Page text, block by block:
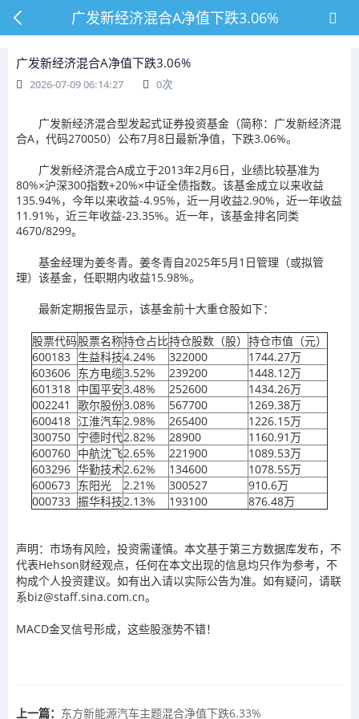
广发新经济混合A净值下跌3.06%
广发新经济混合A净值下跌3.06%
2026-07-09 06:14:27 0次
广发新经济混合型发起式证券投资基金（简称：广发新经济混
合A，代码270050）公布7月8日最新净值，下跌3.06%。
广发新经济混合A成立于2013年2月6日，业绩比较基准为
80%×沪深300指数+20%×中证全债指数。该基金成立以来收益
135.94%，今年以来收益-4.95%，近一月收益2.90%，近一年收益
11.91%，近三年收益-23.35%。近一年，该基金排名同类
4670/8299。
基金经理为姜冬青。姜冬青自2025年5月1日管理（或拟管
理）该基金，任职期内收益15.98%。
最新定期报告显示，该基金前十大重仓股如下：
股票代码股票名称持仓占比持仓股数（股） 持仓市值（元）
600183 生益科技4.24% 322000
1744.27万
603606 东方电缆3.52% 239200
1448.12万
601318 中国平安3.48% 252600
1434.26万
002241
歌尔股份3.08% 567700
1269.38万
600418 江淮汽车2.98% 265400
1226.15万
300750 宁德时代2.82% 28900
1160.91万
600760 中航沈飞2.65% 221900
1089.53万
603296 华勤技术2.62% 134600
1078.55万
600673 东阳光 2.21% 300527
910.6万
000733 振华科技2.13% 193100 876.48万
声明：市场有风险，投资需谨慎。本文基于第三方数据库发布，不
代表Hehson财经观点，任何在本文出现的信息均只作为参考，不
构成个人投资建议。如有出入请以实际公告为准。如有疑问，请联
系biz@staff.sina.com.cn。
MACD金叉信号形成，这些股涨势不错！
上一篇： 东方新能源汽车主题混合净值下跌6.33%